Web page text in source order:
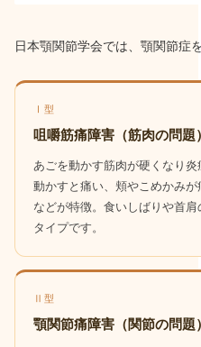
日本顎関節学会では、顎関節症
Ⅰ型
咀嚼筋痛障害（筋肉の問題）
あごを動かす筋肉が硬くなり
動かすと痛い、頬やこめかみ
などが特徴。食いしばりや首
タイプです。
Ⅱ型
顎関節痛障害（関節の問題）